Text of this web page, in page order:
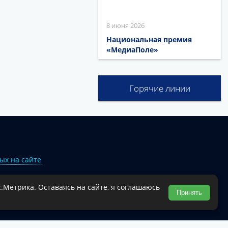
8 июня 2026
Национальная премия
«МедиаПоле»
Горячие линии
на сайте
муниципального округа.
Оставаясь на сайте, я соглашаюсь
Принять